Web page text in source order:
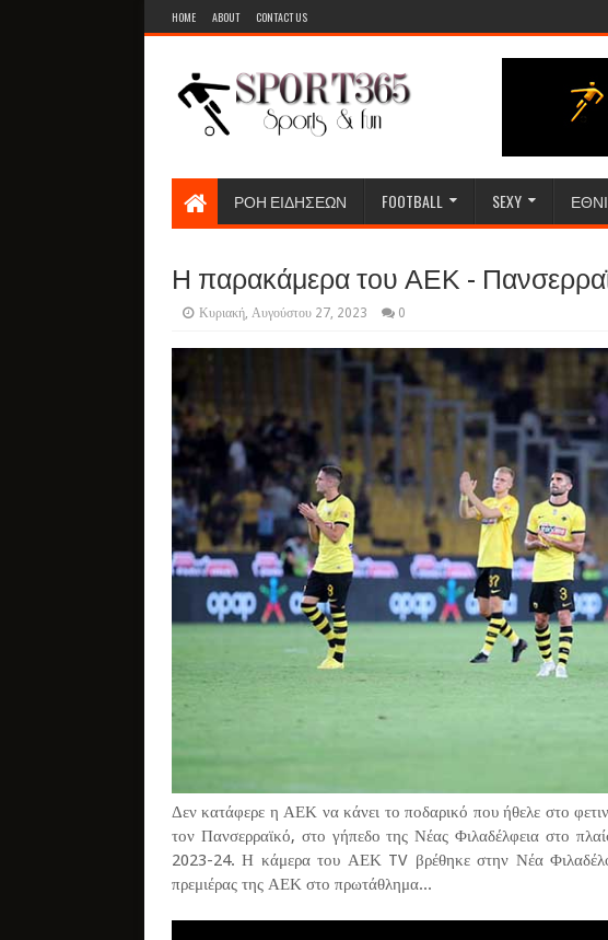
HOME ABOUT CONTACT US
ΡΟΗ ΕΙΔΗΣΕΩΝ FOOTBALL SEXY
Η παρακάμερα του ΑΕΚ -
Κυριακή, Αυγούστου 27, 2023 0
Δεν κατάφερε η ΑΕΚ να κάνει το ποδαρικό που ήθελε στο
τον Πανσερραϊκό, στο γήπεδο της Νέας Φιλαδέλφεια στο
2023-24. Η κάμερα του ΑΕΚ TV βρέθηκε στην Νέα
πρεμιέρας της ΑΕΚ στο πρωτάθλημα...